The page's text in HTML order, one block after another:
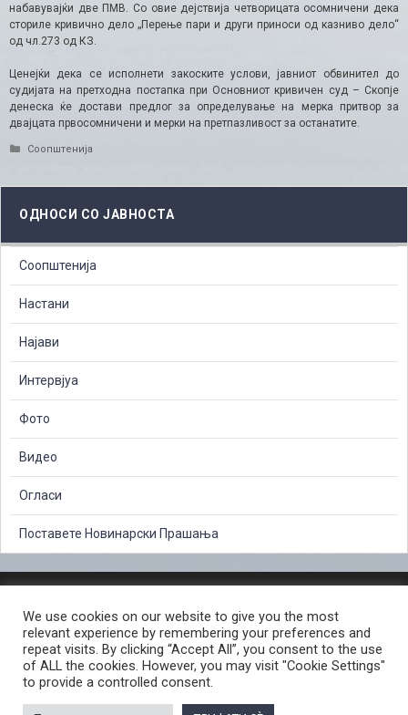
набавувајќи две ПМВ. Со овие дејствија четворицата осомничени дека
сториле кривично дело „Перење пари и други приноси од казниво дело“
од чл.273 од КЗ.
Ценејќи дека се исполнети закоските услови, јавниот обвинител до
судијата на претходна постапка при Основниот кривичен суд – Скопје
денеска ќе достави предлог за определување на мерка притвор за
двајцата првосомничени и мерки на претпазливост за останатите.
Categories
Соопштенија
ОДНОСИ СО ЈАВНОСТА
Соопштенија
Настани
Најави
Интервјуа
Фото
Видео
Огласи
Поставете Новинарски Прашања
СЛОБОДЕН ПРИСТАП ДО ИНФОРМАЦИИ ОД ЈАВЕН КАРАКТЕР
ПОСТАПКА ЗА ПРИЈАВА НА КРИВИЧНО ДЕЛО
КОРИСНИ ЛИНКОВИ
ПОЛИТИКА ЗА ПРИВАТНОСТ ВЕБ СТРАНИЦА
We use cookies on our website to give you the most
relevant experience by remembering your preferences and
repeat visits. By clicking “Accept All”, you consent to the use
of ALL the cookies. However, you may visit "Cookie Settings"
to provide a controlled consent.